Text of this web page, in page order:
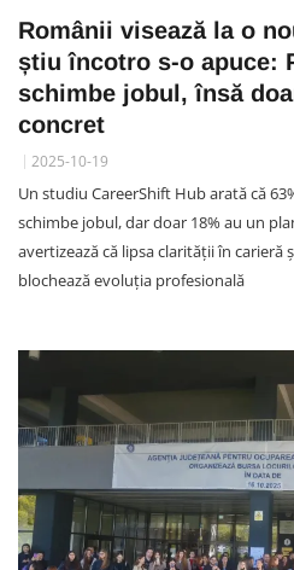
Românii visează la o
știu încotro s-o apuce:
schimbe jobul, însă
concret
2025-10-19
Un studiu CareerShift Hub arată că
schimbe jobul, dar doar 18% au un
avertizează că lipsa clarității în carieră
blochează evoluția profesională